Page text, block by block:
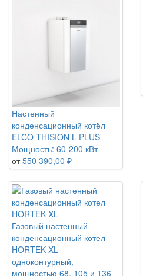
Настенный
конденсационный котёл
ELCO THISION L PLUS
Мощность: 60-200 кВт
от 550 390,00 ₽
Газовый настенный
конденсационный котел
HORTEK XL
одноконтурный,
мощностью 68, 105 и 136